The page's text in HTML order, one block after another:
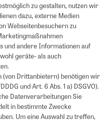
zu gestalten, nutzen wir
dazu, externe Medien
Webseitenbesuchern zu
und andere Informationen auf
geräte- als auch
(von Drittanbietern) benötigen wir
und Art. 6 Abs. 1 a) DSGVO).
Datenverarbeitungen Sie
in bestimmte Zwecke
Um eine Auswahl zu treffen,